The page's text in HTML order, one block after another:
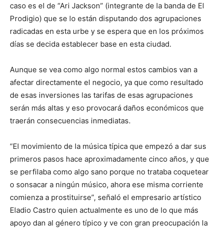
caso es el de “Ari Jackson” (integrante de la banda de El
Prodigio) que se lo están disputando dos agrupaciones
radicadas en esta urbe y se espera que en los próximos
días se decida establecer base en esta ciudad.
Aunque se vea como algo normal estos cambios van a
afectar directamente el negocio, ya que como resultado
de esas inversiones las tarifas de esas agrupaciones
serán más altas y eso provocará daños económicos que
traerán consecuencias inmediatas.
“El movimiento de la música típica que empezó a dar sus
primeros pasos hace aproximadamente cinco años, y que
se perfilaba como algo sano porque no trataba coquetear
o sonsacar a ningún músico, ahora ese misma corriente
comienza a prostituirse”, señaló el empresario artístico
Eladio Castro quien actualmente es uno de lo que más
apoyo dan al género típico y ve con gran preocupación la